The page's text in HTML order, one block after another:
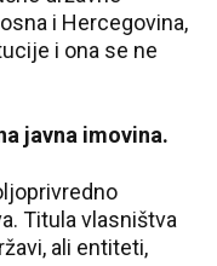
i Hercegovina,
i ona se ne
javna imovina.
Titula vlasništva
ali entiteti,